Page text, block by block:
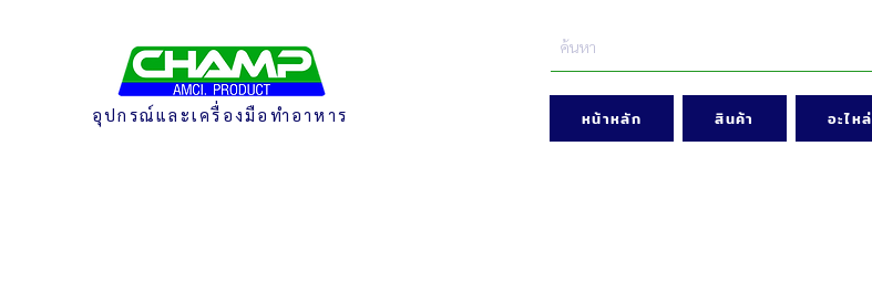
อุปกรณ์และเครื่องมือทำอาหาร หน้าหลัก สินค้า อะไหล่